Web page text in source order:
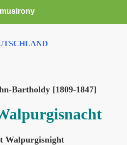
musirony
Bartholdy [1809-1847]
Walpurgisnight